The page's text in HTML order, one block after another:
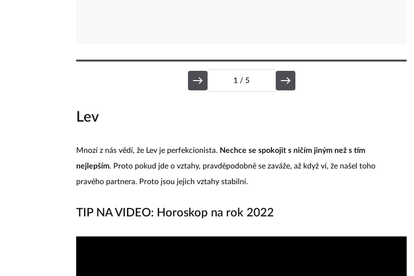
1 / 5
Lev
Mnozí z nás vědí, že Lev je perfekcionista. Nechce se spokojit s ničím jiným než s tím
nejlepším. Proto pokud jde o vztahy, pravděpodobně se zaváže, až když ví, že našel toho
pravého partnera. Proto jsou jejich vztahy stabilní.
TIP NA VIDEO: Horoskop na rok 2022